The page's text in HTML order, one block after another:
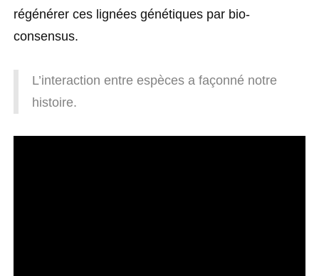
régénérer ces lignées génétiques par bio-
consensus.
L’interaction entre espèces a façonné notre
histoire.